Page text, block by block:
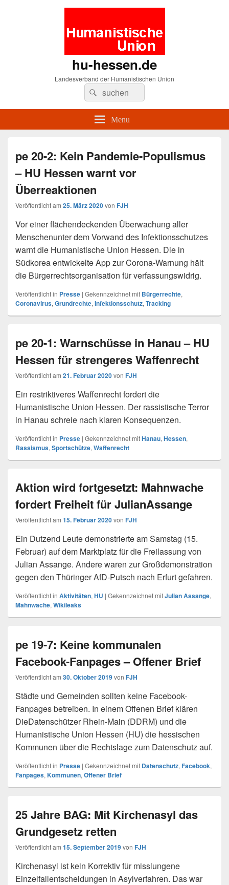
hu-hessen.de
Landesverband der Humanistischen Union
Search
for:
Suche
Menu
pe 20-2: Kein Pandemie-Populismus
– HU Hessen warnt vor
Überreaktionen
Veröffentlicht am 25. März 2020von FJH
Vor einer flächendeckenden Überwachung aller
Menschenunter dem Vorwand des Infektionsschutzes
warnt die Humanistische Union Hessen. Die in
Südkorea entwickelte App zur Corona-Warnung hält
die Bürgerrechtsorganisation für verfassungswidrig.
Veröffentlicht in Presse | Gekennzeichnet mit Bürgerrechte,
Coronavirus, Grundrechte, Infektionsschutz, Tracking
pe 20-1: Warnschüsse in Hanau – HU
Hessen für strengeres Waffenrecht
Veröffentlicht am 21. Februar 2020von FJH
Ein restriktiveres Waffenrecht fordert die
Humanistische Union Hessen. Der rassistische Terror
in Hanau schreie nach klaren Konsequenzen.
Veröffentlicht in Presse | Gekennzeichnet mitHanau, Hessen,
Rassismus, Sportschütze, Waffenrecht
Aktion wird fortgesetzt: Mahnwache
fordert Freiheit für JulianAssange
Veröffentlicht am 15. Februar 2020von FJH
Ein Dutzend Leute demonstrierte am Samstag (15.
Februar) auf dem Marktplatz für die Freilassung von
Julian Assange. Andere waren zur Großdemonstration
gegen den Thüringer AfD-Putsch nach Erfurt gefahren.
Veröffentlicht in Aktivitäten, HU | Gekennzeichnet mitJulian Assange,
Mahnwache, Wikileaks
pe 19-7: Keine kommunalen
Facebook-Fanpages – Offener Brief
Veröffentlicht am 30. Oktober 2019von FJH
Städte und Gemeinden sollten keine Facebook-
Fanpages betreiben. In einem Offenen Brief klären
DieDatenschützer Rhein-Main (DDRM) und die
Humanistische Union Hessen (HU) die hessischen
Kommunen über die Rechtslage zum Datenschutz auf.
Veröffentlicht in Presse | Gekennzeichnet mit Datenschutz, Facebook,
Fanpages, Kommunen, Offener Brief
25 Jahre BAG: Mit Kirchenasyl das
Grundgesetz retten
Veröffentlicht am 15. September 2019von FJH
Kirchenasyl ist kein Korrektiv für misslungene
Einzelfallentscheidungen in Asylverfahren. Das war